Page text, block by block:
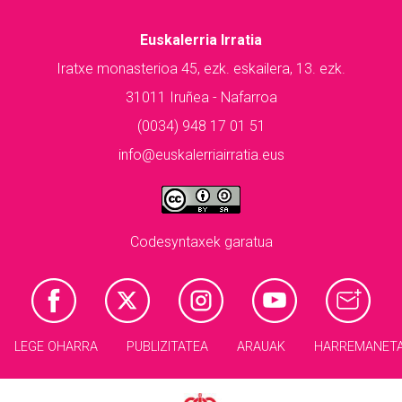
Euskalerria Irratia
Iratxe monasterioa 45, ezk. eskailera, 13. ezk.
31011 Iruñea - Nafarroa
(0034) 948 17 01 51
info@euskalerriairratia.eus
Codesyntaxek garatua
LEGE OHARRA PUBLIZITATEA ARAUAK